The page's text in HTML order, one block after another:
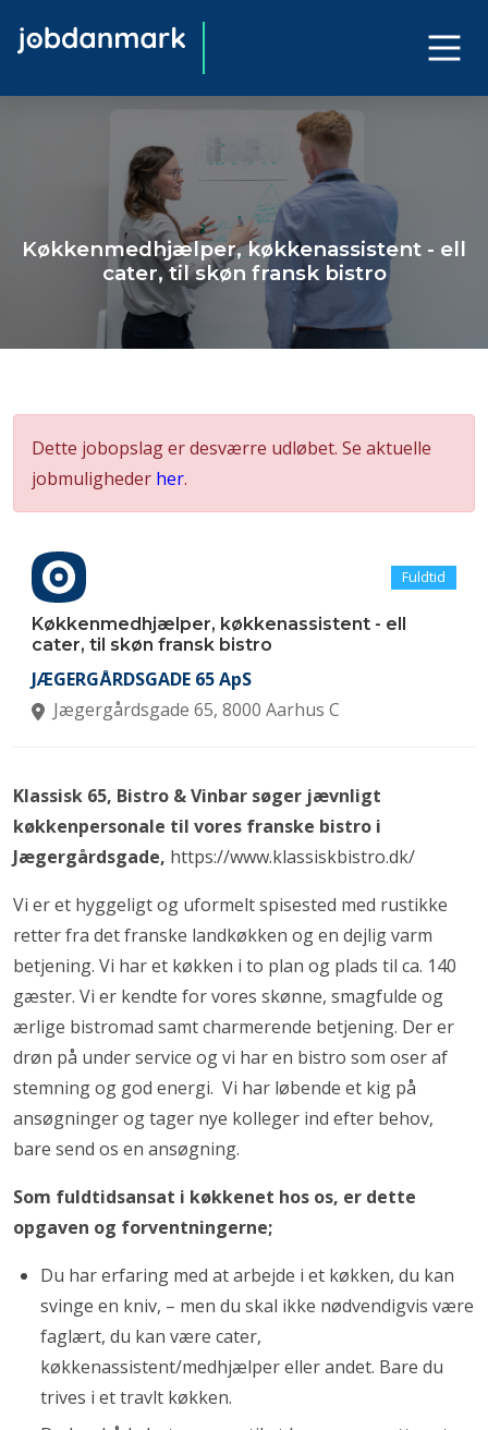
Køkkenmedhjælper, køkkenassistent - ell
cater, til skøn fransk bistro
Dette jobopslag er desværre udløbet. Se aktuelle
jobmuligheder her.
Fuldtid
Køkkenmedhjælper, køkkenassistent - ell
cater, til skøn fransk bistro
JÆGERGÅRDSGADE 65 ApS
Jægergårdsgade 65, 8000 Aarhus C
Klassisk 65, Bistro & Vinbar søger jævnligt
køkkenpersonale til vores franske bistro i
Jægergårdsgade, https://www.klassiskbistro.dk/
Vi er et hyggeligt og uformelt spisested med rustikke
retter fra det franske landkøkken og en dejlig varm
betjening. Vi har et køkken i to plan og plads til ca. 140
gæster. Vi er kendte for vores skønne, smagfulde og
ærlige bistromad samt charmerende betjening. Der er
drøn på under service og vi har en bistro som oser af
stemning og god energi. Vi har løbende et kig på
ansøgninger og tager nye kolleger ind efter behov,
bare send os en ansøgning.
Som fuldtidsansat i køkkenet hos os, er dette
opgaven og forventningerne;
Du har erfaring med at arbejde i et køkken, du kan
svinge en kniv, – men du skal ikke nødvendigvis være
faglært, du kan være cater,
køkkenassistent/medhjælper eller andet. Bare du
trives i et travlt køkken.